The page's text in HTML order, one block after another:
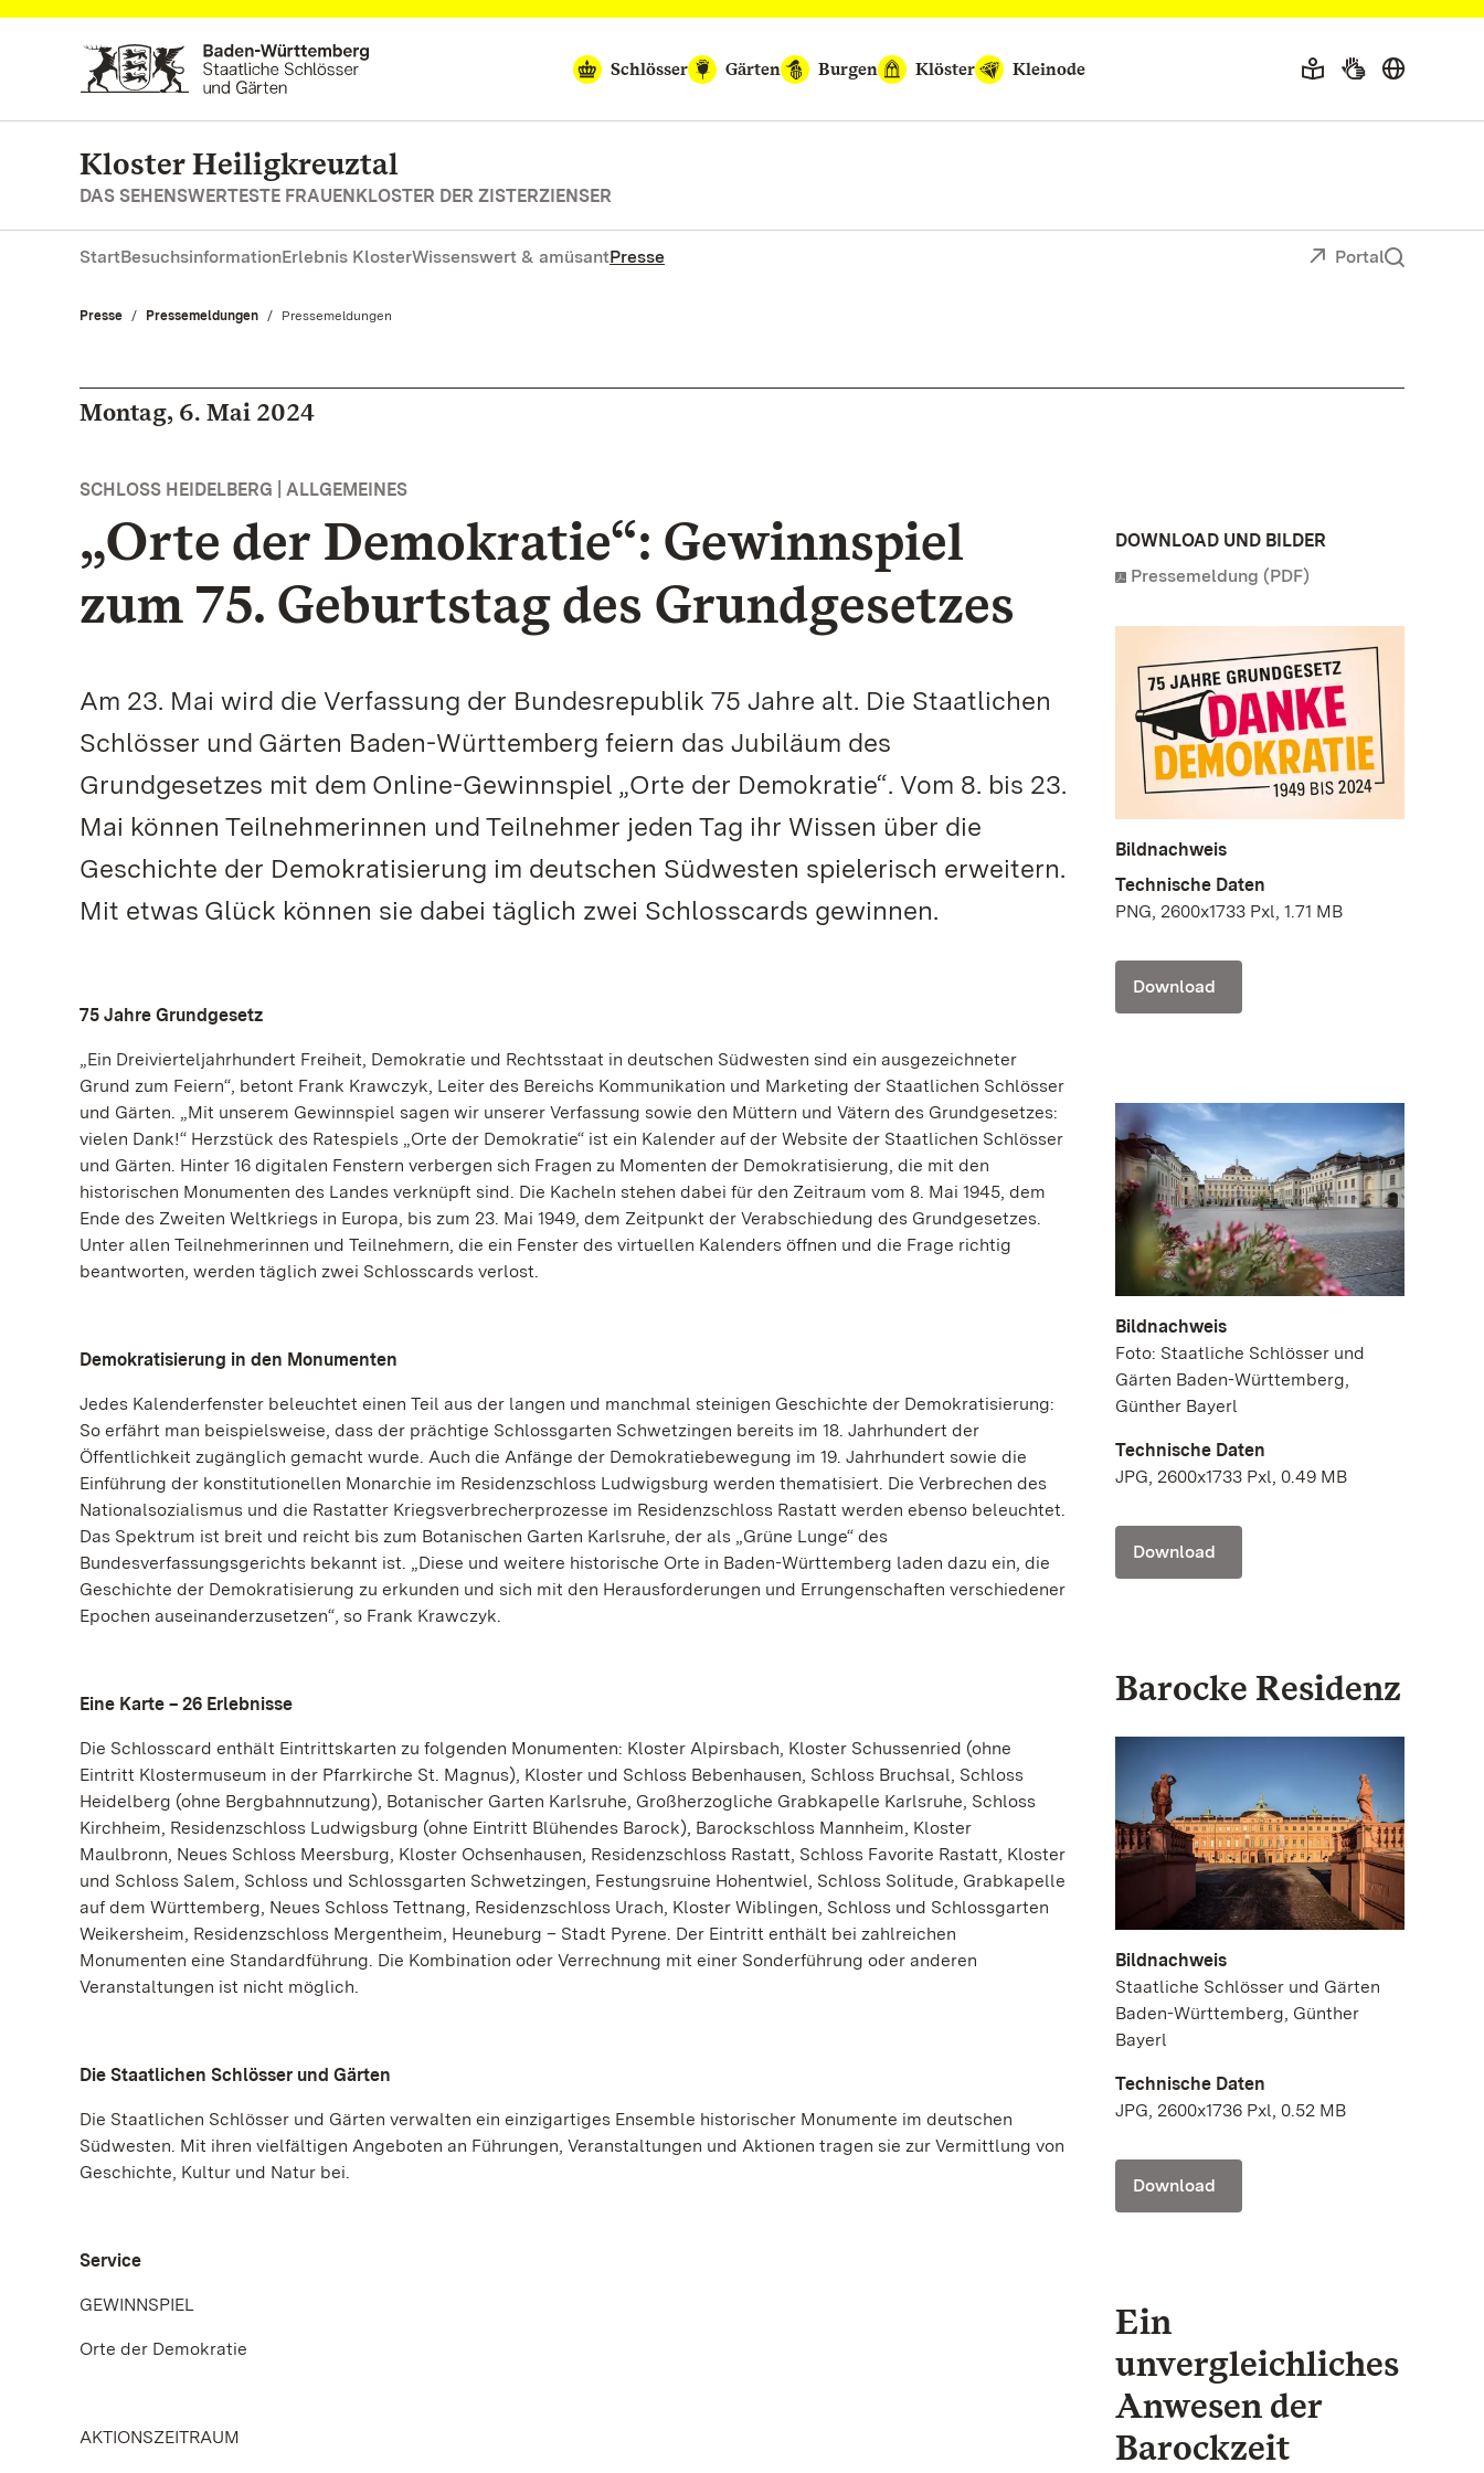
Zum Hauptinhalt springen
Schlösser
Gärten Burgen Klöster Kleinode
Kloster Heiligkreuztal
DAS SEHENSWERTESTE FRAUENKLOSTER DER ZISTERZIENSER
StartBesuchsinformationErlebnis KlosterWissenswert & amüsantPresse Portal
Presse Pressemeldungen Aktuell:
Pressemeldungen
Montag, 6. Mai 2024
SCHLOSS HEIDELBERG | ALLGEMEINES
„Orte der Demokratie“: Gewinnspiel
zum 75. Geburtstag des Grundgesetzes
Am 23. Mai wird die Verfassung der Bundesrepublik 75 Jahre alt. Die Staatlichen
Schlösser und Gärten Baden-Württemberg feiern das Jubiläum des
Grundgesetzes mit dem Online-Gewinnspiel „Orte der Demokratie“. Vom 8. bis 23.
Mai können Teilnehmerinnen und Teilnehmer jeden Tag ihr Wissen über die
Geschichte der Demokratisierung im deutschen Südwesten spielerisch erweitern.
Mit etwas Glück können sie dabei täglich zwei Schlosscards gewinnen.
75 Jahre Grundgesetz
„Ein Dreivierteljahrhundert Freiheit, Demokratie und Rechtsstaat in deutschen Südwesten sind ein ausgezeichneter
Grund zum Feiern“, betont Frank Krawczyk, Leiter des Bereichs Kommunikation und Marketing der Staatlichen Schlösser
und Gärten. „Mit unserem Gewinnspiel sagen wir unserer Verfassung sowie den Müttern und Vätern des Grundgesetzes:
vielen Dank!“ Herzstück des Ratespiels „Orte der Demokratie“ ist ein Kalender auf der Website der Staatlichen Schlösser
und Gärten. Hinter 16 digitalen Fenstern verbergen sich Fragen zu Momenten der Demokratisierung, die mit den
historischen Monumenten des Landes verknüpft sind. Die Kacheln stehen dabei für den Zeitraum vom 8. Mai 1945, dem
Ende des Zweiten Weltkriegs in Europa, bis zum 23. Mai 1949, dem Zeitpunkt der Verabschiedung des Grundgesetzes.
Unter allen Teilnehmerinnen und Teilnehmern, die ein Fenster des virtuellen Kalenders öffnen und die Frage richtig
beantworten, werden täglich zwei Schlosscards verlost.
Demokratisierung in den Monumenten
Jedes Kalenderfenster beleuchtet einen Teil aus der langen und manchmal steinigen Geschichte der Demokratisierung:
So erfährt man beispielsweise, dass der prächtige Schlossgarten Schwetzingen bereits im 18. Jahrhundert der
Öffentlichkeit zugänglich gemacht wurde. Auch die Anfänge der Demokratiebewegung im 19. Jahrhundert sowie die
Einführung der konstitutionellen Monarchie im Residenzschloss Ludwigsburg werden thematisiert. Die Verbrechen des
Nationalsozialismus und die Rastatter Kriegsverbrecherprozesse im Residenzschloss Rastatt werden ebenso beleuchtet.
Das Spektrum ist breit und reicht bis zum Botanischen Garten Karlsruhe, der als „Grüne Lunge“ des
Bundesverfassungsgerichts bekannt ist. „Diese und weitere historische Orte in Baden-Württemberg laden dazu ein, die
Geschichte der Demokratisierung zu erkunden und sich mit den Herausforderungen und Errungenschaften verschiedener
Epochen auseinanderzusetzen“, so Frank Krawczyk.
Eine Karte – 26 Erlebnisse
Die Schlosscard enthält Eintrittskarten zu folgenden Monumenten: Kloster Alpirsbach, Kloster Schussenried (ohne
Eintritt Klostermuseum in der Pfarrkirche St. Magnus), Kloster und Schloss Bebenhausen, Schloss Bruchsal, Schloss
Heidelberg (ohne Bergbahnnutzung), Botanischer Garten Karlsruhe, Großherzogliche Grabkapelle Karlsruhe, Schloss
Kirchheim, Residenzschloss Ludwigsburg (ohne Eintritt Blühendes Barock), Barockschloss Mannheim, Kloster
Maulbronn, Neues Schloss Meersburg, Kloster Ochsenhausen, Residenzschloss Rastatt, Schloss Favorite Rastatt, Kloster
und Schloss Salem, Schloss und Schlossgarten Schwetzingen, Festungsruine Hohentwiel, Schloss Solitude, Grabkapelle
auf dem Württemberg, Neues Schloss Tettnang, Residenzschloss Urach, Kloster Wiblingen, Schloss und Schlossgarten
Weikersheim, Residenzschloss Mergentheim, Heuneburg – Stadt Pyrene. Der Eintritt enthält bei zahlreichen
Monumenten eine Standardführung. Die Kombination oder Verrechnung mit einer Sonderführung oder anderen
Veranstaltungen ist nicht möglich.
Die Staatlichen Schlösser und Gärten
Die Staatlichen Schlösser und Gärten verwalten ein einzigartiges Ensemble historischer Monumente im deutschen
Südwesten. Mit ihren vielfältigen Angeboten an Führungen, Veranstaltungen und Aktionen tragen sie zur Vermittlung von
Geschichte, Kultur und Natur bei.
Service
GEWINNSPIEL
Orte der Demokratie
AKTIONSZEITRAUM
DOWNLOAD UND BILDER
Pressemeldung (PDF)
Bildnachweis
Technische Daten
PNG, 2600x1733 Pxl, 1.71 MB
Download
Bildnachweis
Foto: Staatliche Schlösser und
Gärten Baden-Württemberg,
Günther Bayerl
Technische Daten
JPG, 2600x1733 Pxl, 0.49 MB
Download
Barocke Residenz
Bildnachweis
Staatliche Schlösser und Gärten
Baden-Württemberg, Günther
Bayerl
Technische Daten
JPG, 2600x1736 Pxl, 0.52 MB
Download
Ein
unvergleichliches
Anwesen der
Barockzeit